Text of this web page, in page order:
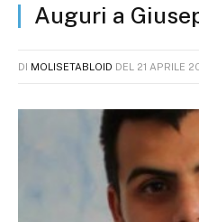
Auguri a
DI MOLISETABLOID DEL 21 APRILE